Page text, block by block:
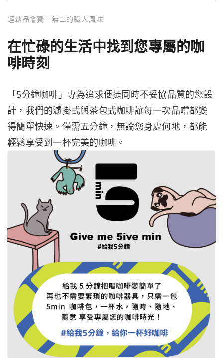
輕鬆品嚐獨一無二的職人風味
在忙碌的生活中找到您專屬的咖
啡時刻
「5分鐘咖啡」專為追求便捷同時不妥協品質的您設
計，我們的濾掛式與茶包式咖啡讓每一次品嚐都變
得簡單快速。僅需五分鐘，無論您身處何地，都能
輕鬆享受到一杯完美的咖啡。